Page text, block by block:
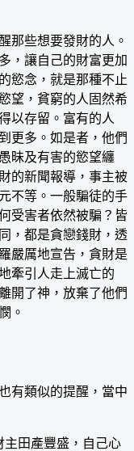
些想要發財的人。
，讓自己的財富更加
慾念，就是那種不止
望，貧窮的人固然希
以存留。富有的人
更多。如是者，他們
昧及有害的慾望纏
的新聞報導，事主被
不等。一般騙徒的手
受害者依然被騙？皆
，都是貪戀錢財，透
嚴厲地宣告，貪財是
牽引人走上滅亡的
開了神，放棄了他們
。
類似的提醒，當中
主田產豐盛，自己心